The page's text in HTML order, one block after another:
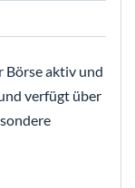
Börse aktiv und
verfügt über